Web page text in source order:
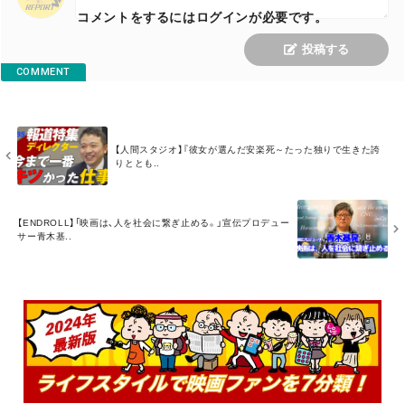
COMMENT
コメントをするにはログインが必要です。
投稿する
【人間スタジオ】『彼女が選んだ安楽死～たった独りで生きた誇
りととも..
M
R
E
【ENDROLL】「映画は、人を社会に繋ぎ止める。」宣伝プロデュー
サー青木基..
O
R